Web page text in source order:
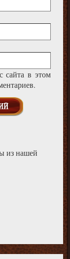
сайта в этом
из нашей